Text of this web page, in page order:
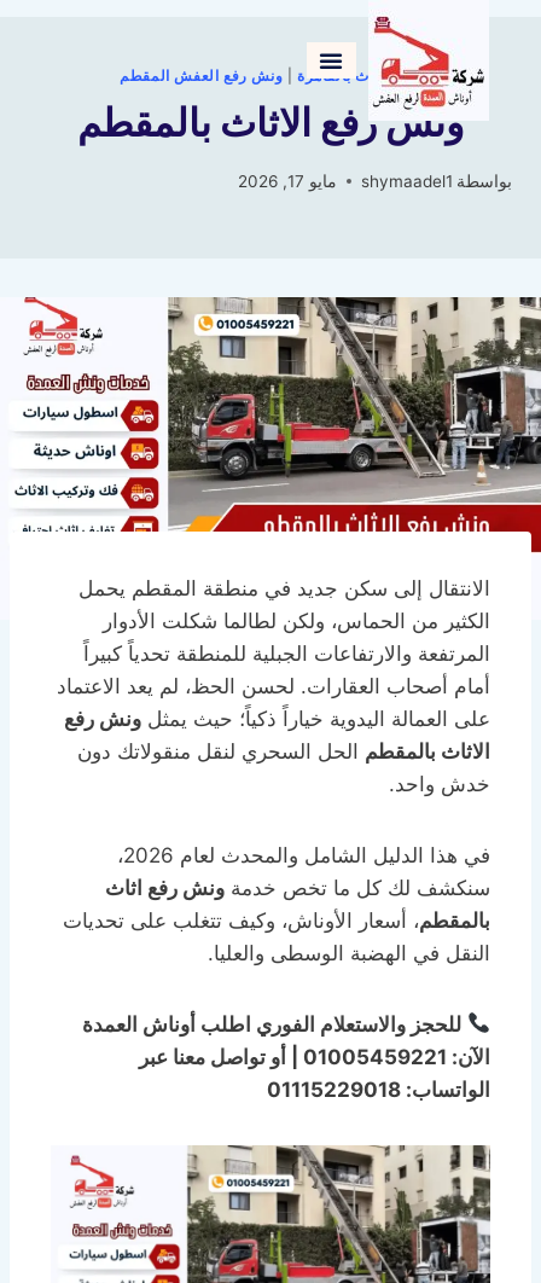
نقل الاثاث بالقاهرة ونش رفع العفش المقطم
ونش رفع الاثاث بالمقطم
بواسطة shymaadel1 مايو 17, 2026
الانتقال إلى سكن جديد في منطقة المقطم يحمل
الكثير من الحماس، ولكن لطالما شكلت الأدوار
المرتفعة والارتفاعات الجبلية للمنطقة تحدياً كبيراً
أمام أصحاب العقارات. لحسن الحظ، لم يعد الاعتماد
على العمالة اليدوية خياراً ذكياً؛ حيث يمثل ونش رفع
الاثاث بالمقطم الحل السحري لنقل منقولاتك دون
خدش واحد.
في هذا الدليل الشامل والمحدث لعام 2026،
سنكشف لك كل ما تخص خدمة ونش رفع اثاث
بالمقطم، أسعار الأوناش، وكيف تتغلب على تحديات
النقل في الهضبة الوسطى والعليا.
للحجز والاستعلام الفوري اطلب أوناش العمدة
الآن: 01005459221 | أو تواصل معنا عبر
الواتساب: 01115229018